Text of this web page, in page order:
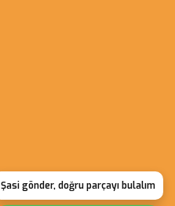
Şasi gönder, doğru parçayı bulalım